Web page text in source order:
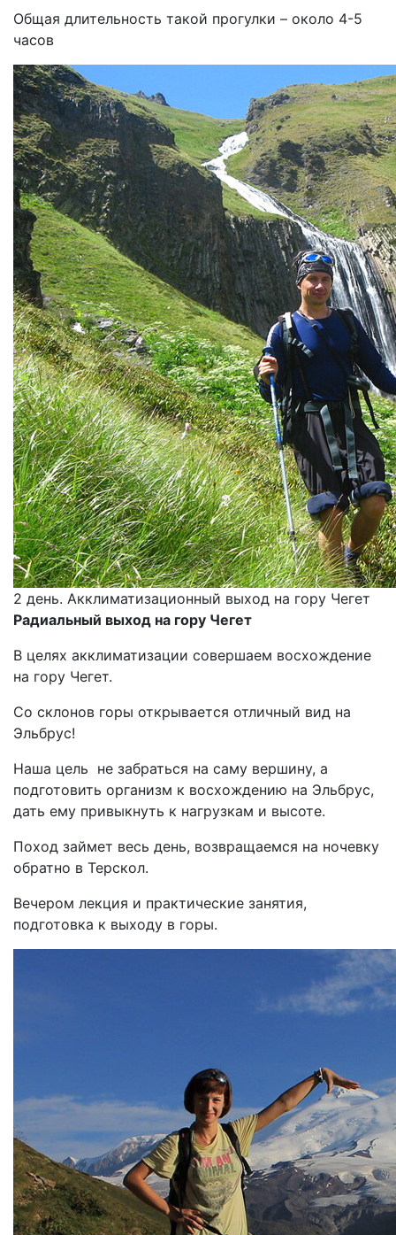
Общая длительность такой прогулки – около 4-5
часов
2 день. Акклиматизационный выход на гору Чегет
Радиальный выход на гору Чегет
В целях акклиматизации совершаем восхождение
на гору Чегет.
Со склонов горы открывается отличный вид на
Эльбрус!
Наша цель не забраться на саму вершину, а
подготовить организм к восхождению на Эльбрус,
дать ему привыкнуть к нагрузкам и высоте.
Поход займет весь день, возвращаемся на ночевку
обратно в Терскол.
Вечером лекция и практические занятия,
подготовка к выходу в горы.